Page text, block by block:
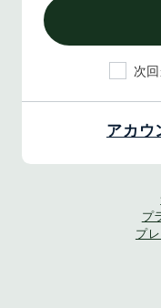
次
アカウ
プ
プ